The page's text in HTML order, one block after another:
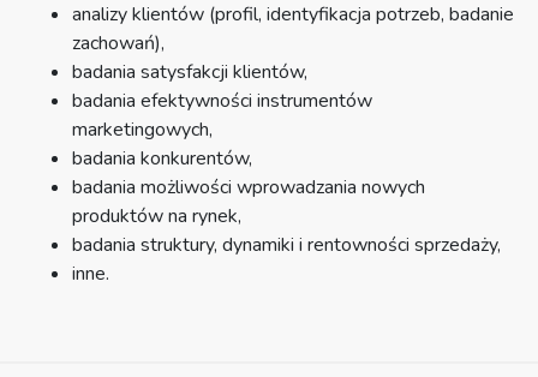
analizy klientów (profil, identyfikacja potrzeb, badanie
zachowań),
badania satysfakcji klientów,
badania efektywności instrumentów
marketingowych,
badania konkurentów,
badania możliwości wprowadzania nowych
produktów na rynek,
badania struktury, dynamiki i rentowności sprzedaży,
inne.